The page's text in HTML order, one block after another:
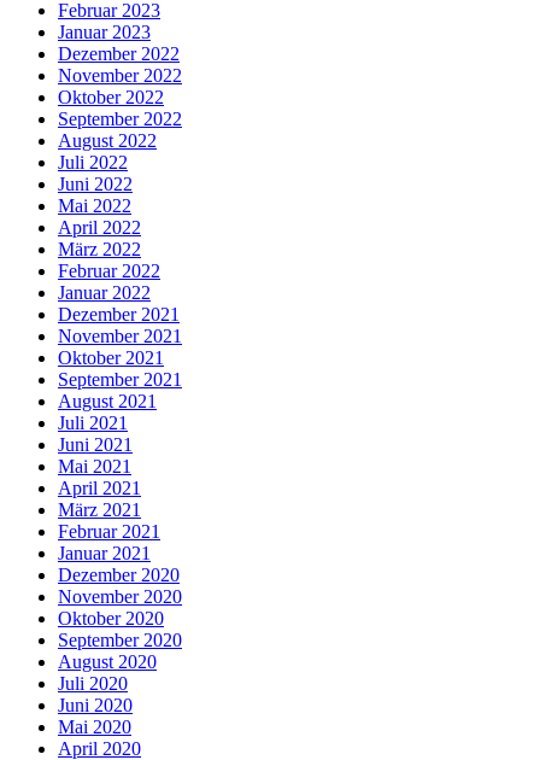
Februar 2023
Januar 2023
Dezember 2022
November 2022
Oktober 2022
September 2022
August 2022
Juli 2022
Juni 2022
Mai 2022
April 2022
März 2022
Februar 2022
Januar 2022
Dezember 2021
November 2021
Oktober 2021
September 2021
August 2021
Juli 2021
Juni 2021
Mai 2021
April 2021
März 2021
Februar 2021
Januar 2021
Dezember 2020
November 2020
Oktober 2020
September 2020
August 2020
Juli 2020
Juni 2020
Mai 2020
April 2020